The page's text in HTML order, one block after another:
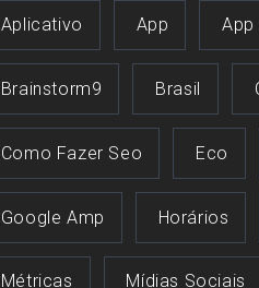
Aplicativo App
Brainstorm9 Brasil
Como Fazer Seo Eco
Google Amp Horários
Métricas Mídias Sociais